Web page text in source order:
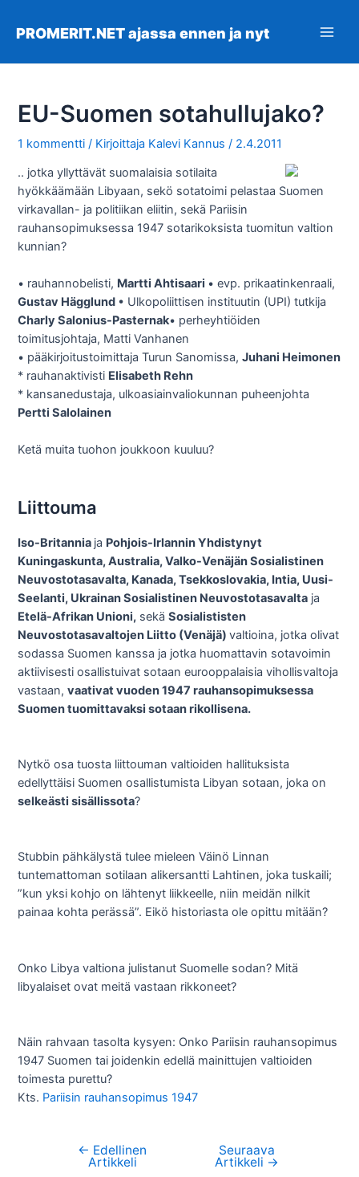
sisältöön
PROMERIT.NET ajassa ennen ja nyt
EU-Suomen sotahullujako?
1 kommentti / Kirjoittaja Kalevi Kannus/ 2.4.2011
.. jotka yllyttävät suomalaisia sotilaita
hyökkäämään Libyaan, sekö sotatoimi pelastaa Suomen
virkavallan- ja politiikan eliitin, sekä Pariisin
rauhansopimuksessa 1947 sotarikoksista tuomitun valtion
kunnian?
• rauhannobelisti, Martti Ahtisaari • evp. prikaatinkenraali,
Gustav Hägglund • Ulkopoliittisen instituutin (UPI) tutkija
Charly Salonius-Pasternak• perheyhtiöiden
toimitusjohtaja, Matti Vanhanen
• pääkirjoitustoimittaja Turun Sanomissa,Juhani Heimonen
* rauhanaktivisti Elisabeth Rehn
* kansanedustaja, ulkoasiainvaliokunnan puheenjohta
Pertti Salolainen
Ketä muita tuohon joukkoon kuuluu?
Liittouma
Iso-Britannia ja Pohjois-Irlannin Yhdistynyt
Kuningaskunta, Australia, Valko-Venäjän Sosialistinen
Neuvostotasavalta, Kanada, Tsekkoslovakia, Intia, Uusi-
Seelanti, Ukrainan Sosialistinen Neuvostotasavalta ja
Etelä-Afrikan Unioni, sekäSosialististen
Neuvostotasavaltojen Liitto (Venäjä)valtioina, jotka olivat
sodassa Suomen kanssa ja jotka huomattavin sotavoimin
aktiivisesti osallistuivat sotaan eurooppalaisia vihollisvaltoja
vastaan,vaativat vuoden 1947 rauhansopimuksessa
Suomen tuomittavaksi sotaan rikollisena.
Nytkö osa tuosta liittouman valtioiden hallituksista
edellyttäisi Suomen osallistumista Libyan sotaan, joka on
selkeästi sisällissota?
Stubbin pähkälystä tulee mieleen Väinö Linnan
tuntemattoman sotilaan alikersantti Lahtinen, joka tuskaili;
”kun yksi kohjo on lähtenyt liikkeelle, niin meidän nilkit
painaa kohta perässä”. Eikö historiasta ole opittu mitään?
Onko Libya valtiona julistanut Suomelle sodan? Mitä
libyalaiset ovat meitä vastaan rikkoneet?
Näin rahvaan tasolta kysyen: Onko Pariisin rauhansopimus
1947 Suomen tai joidenkin edellä mainittujen valtioiden
toimesta purettu?
Kts. Pariisin rauhansopimus 1947
Artikkelien
← Edellinen
Artikkeli
Seuraava
Artikkeli →